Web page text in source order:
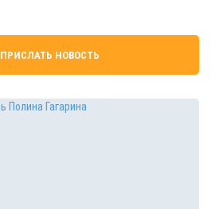
ПРИСЛАТЬ НОВОСТЬ